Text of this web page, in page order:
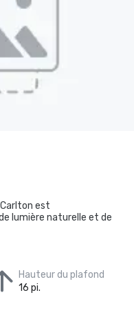
est
lumière naturelle et de
Hauteur du plafond
16 pi.